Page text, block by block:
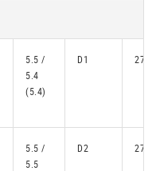
5.5 /
5.4
(5.4)
D1
5.5 /
5.5
D2